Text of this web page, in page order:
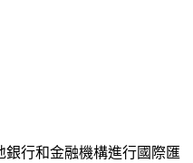
行和金融機構進行國際匯